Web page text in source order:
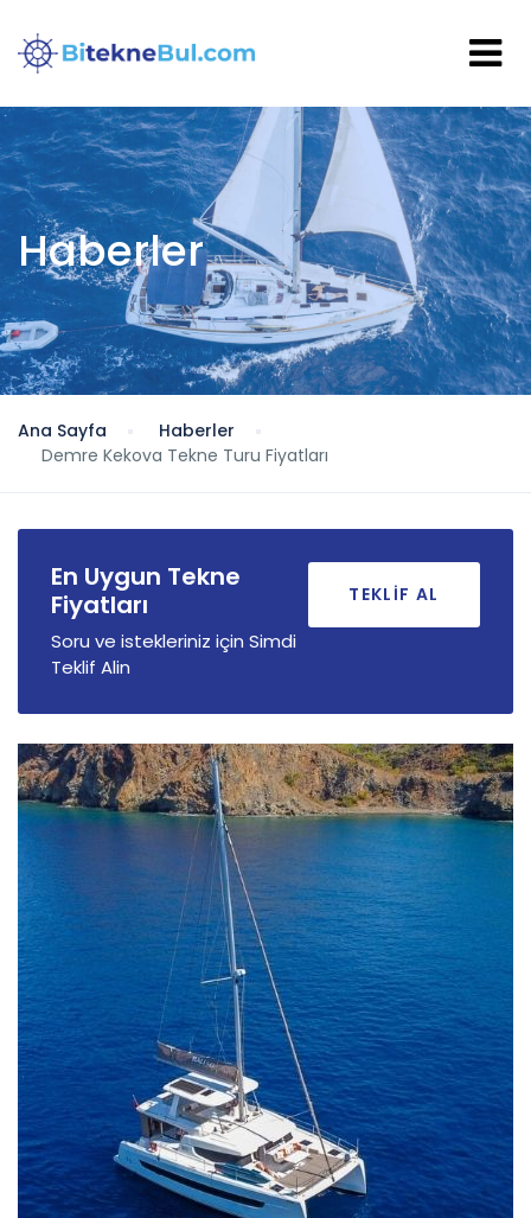
Haberler
Ana Sayfa
Haberler
Demre Kekova Tekne Turu Fiyatları
En Uygun Tekne
Fiyatları
Soru ve istekleriniz için Simdi
Teklif Alin
TEKLIF AL